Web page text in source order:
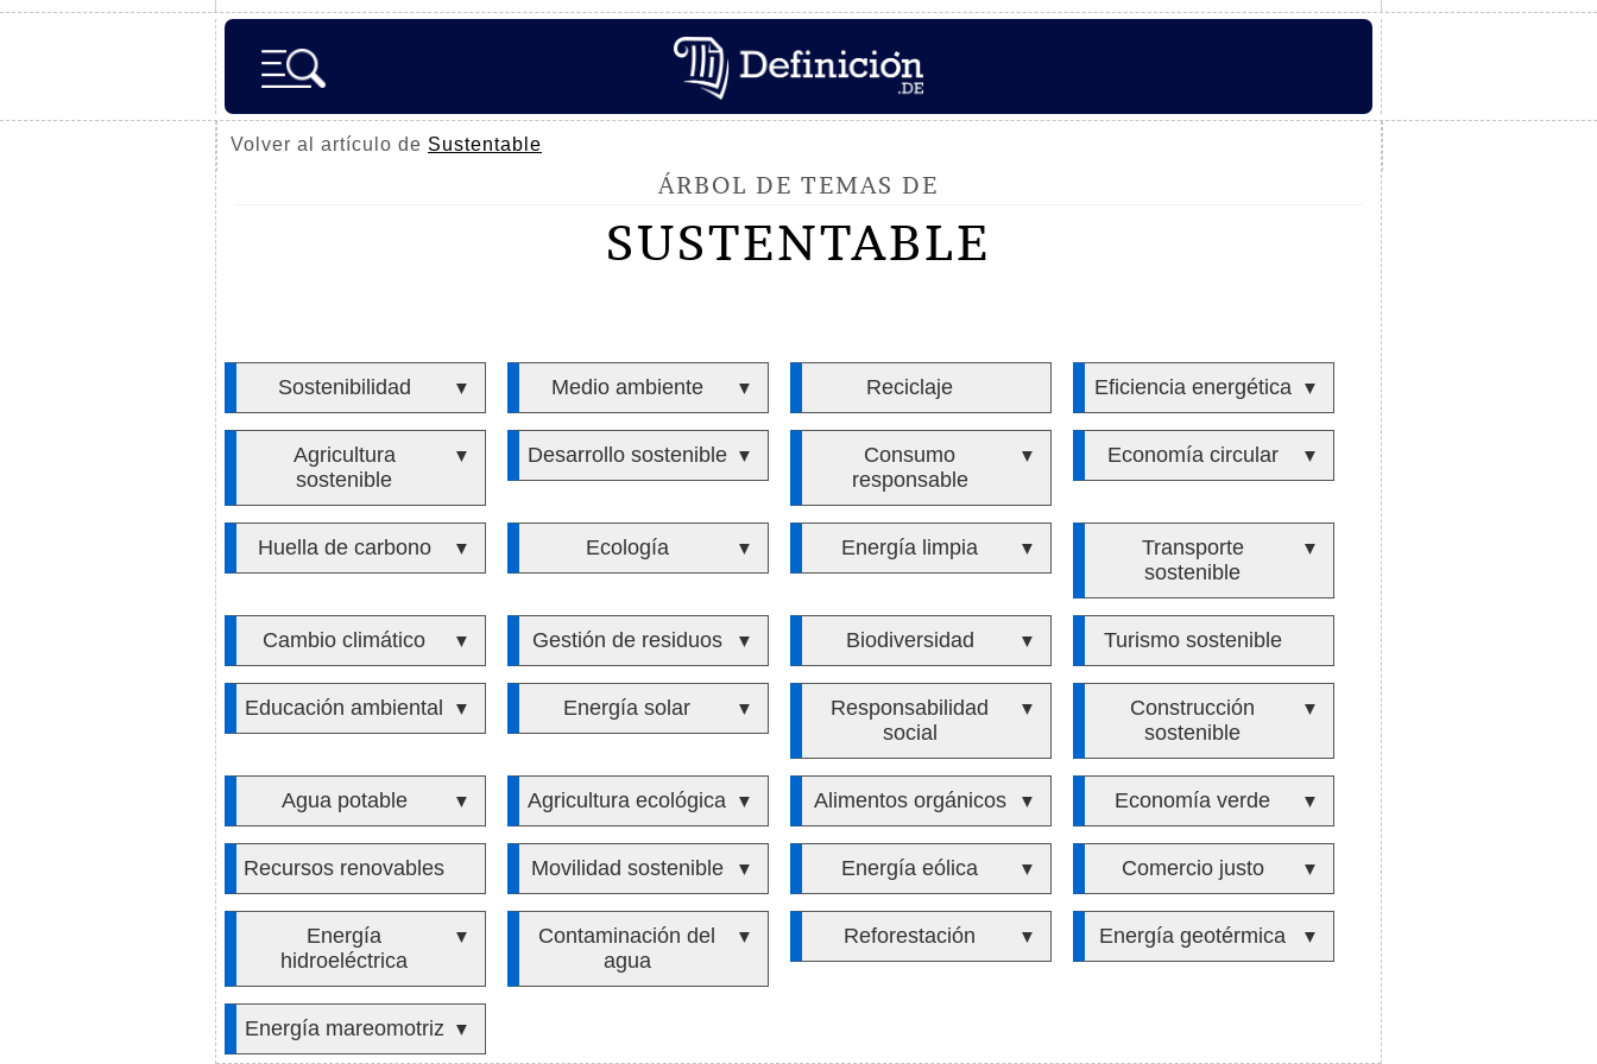
Volver al artículo de Sustentable
ÁRBOL DE TEMAS DE
SUSTENTABLE
Sostenibilidad ▼ Medio ambiente ▼ Reciclaje Eficiencia energética ▼
Agricultura
sostenible
▼ Desarrollo sostenible ▼
Consumo
responsable
▼ Economía circular ▼
Huella de carbono ▼ Ecología ▼ Energía limpia ▼
Transporte
sostenible
▼
Cambio climático ▼ Gestión de residuos ▼ Biodiversidad ▼ Turismo sostenible
Educación ambiental ▼ Energía solar ▼
Responsabilidad
social
▼
Construcción
sostenible
▼
Agua potable ▼ Agricultura ecológica ▼ Alimentos orgánicos ▼ Economía verde ▼
Recursos renovables Movilidad sostenible ▼ Energía eólica ▼ Comercio justo ▼
Energía
hidroeléctrica
▼
Contaminación del
agua
▼ Reforestación ▼ Energía geotérmica ▼
Energía mareomotriz ▼